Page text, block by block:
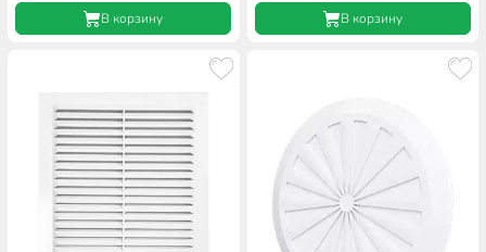
В корзину В корзину